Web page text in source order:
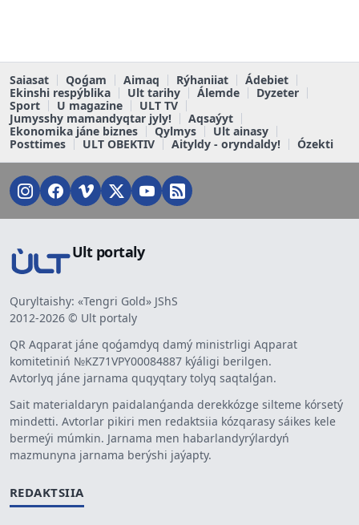
Saiasat Qoǵam Aimaq Rýhaniiat
Ádebiet
Ekinshi respýblika
Ult tarihy Álemde
Dyzeter
Sport
U magazine
ULT TV
Jumysshy mamandyqtar jyly!
Aqsaýyt
Ekonomika jáne biznes
Qylmys
Ult ainasy
Posttimes
ULT OBEKTIV Aityldy - oryndaldy! Ózekti
Ult portaly
Quryltaishy: «Tengri Gold» JShS
2012-2026 © Ult portaly
QR Aqparat jáne qoǵamdyq damý ministrligi Aqparat
komitetiniń №KZ71VPY00084887 kýáligi berilgen.
Avtorlyq jáne jarnama quqyqtary tolyq saqtalǵan.
Sait materialdaryn paidalanǵanda derekkózge silteme kórsetý
mindetti. Avtorlar pikiri men redaktsiia kózqarasy sáikes kele
bermeýi múmkin. Jarnama men habarlandyrýlardyń
mazmunyna jarnama berýshi jaýapty.
REDAKTSIIA